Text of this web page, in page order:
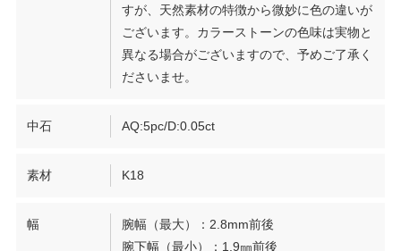
すが、天然素材の特徴から微妙に色の違いが
ございます。カラーストーンの色味は実物と
異なる場合がございますので、予めご了承く
ださいませ。
中石 AQ:5pc/D:0.05ct
素材 K18
幅
腕幅（最大）：2.8mm前後
腕下幅（最小）：1.9㎜前後